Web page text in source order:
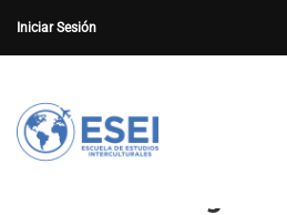
Iniciar Sesión